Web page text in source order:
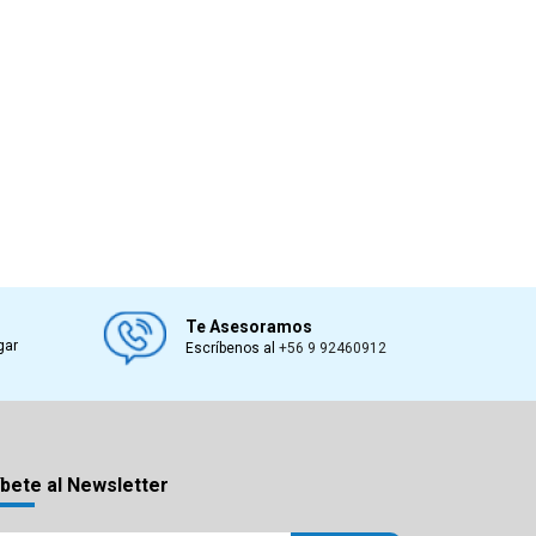
Te Asesoramos
Escríbenos al+56 9 92460912
al Newsletter